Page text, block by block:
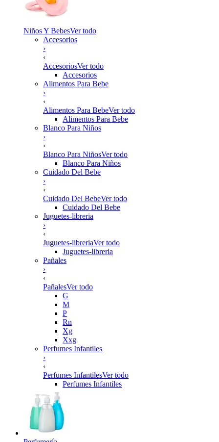
Niños Y BebesVer todo
Accesorios
›
‹
AccesoriosVer todo
Accesorios
Alimentos Para Bebe
›
‹
Alimentos Para BebeVer todo
Alimentos Para Bebe
Blanco Para Niños
›
‹
Blanco Para NiñosVer todo
Blanco Para Niños
Cuidado Del Bebe
›
‹
Cuidado Del BebeVer todo
Cuidado Del Bebe
Juguetes-libreria
›
‹
Juguetes-libreriaVer todo
Juguetes-libreria
Pañales
›
‹
PañalesVer todo
G
M
P
Rn
Xg
Xxg
Perfumes Infantiles
›
‹
Perfumes InfantilesVer todo
Perfumes Infantiles